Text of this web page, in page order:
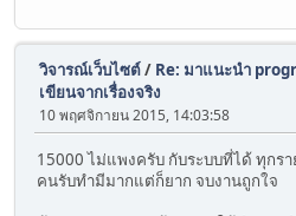
วิจารณ์เว็บไซต์/ Re: มาแนะนำ
เขียนจากเรื่องจริง
10 พฤศจิกายน 2015, 14:03:58
15000 ไม่แพงครับ กับระบบที่ได้ ทุกร
คนรับทำมีมากแต่ก็ยาก จบงานถูกใจ